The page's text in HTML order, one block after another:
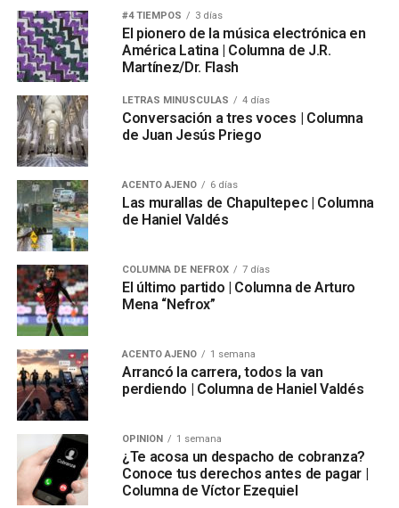
#4 TIEMPOS 3 días
El pionero de la música electrónica en
América Latina | Columna de J.R.
Martínez/Dr. Flash
LETRAS MINÚSCULAS 4 días
Conversación a tres voces | Columna
de Juan Jesús Priego
ACENTO AJENO 6 días
Las murallas de Chapultepec | Columna
de Haniel Valdés
COLUMNA DE NEFROX 7 días
El último partido | Columna de Arturo
Mena “Nefrox”
ACENTO AJENO 1 semana
Arrancó la carrera, todos la van
perdiendo | Columna de Haniel Valdés
OPINIÓN 1 semana
¿Te acosa un despacho de cobranza?
Conoce tus derechos antes de pagar |
Columna de Víctor Ezequiel